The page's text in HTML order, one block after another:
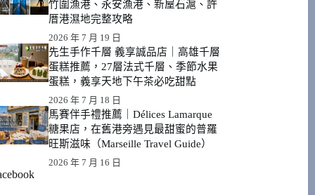
竹圍漁港、永安漁港、新屋石滬、許
厝港濕地完整攻略
2026 年 7 月 19 日
先生手作千層 義享誠品店｜高雄千層
蛋糕推薦，27層法式千層、季節水果
蛋糕，義享天地下午茶必吃甜點
2026 年 7 月 18 日
馬賽伴手禮推薦｜Délices Lamarque
糖果店，在舊港旁遇見最甜蜜的普羅
旺斯滋味（Marseille Travel Guide）
2026 年 7 月 16 日